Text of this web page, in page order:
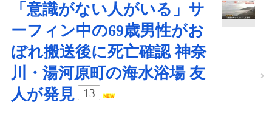
「意識がない人がいる」サ
ーフィン中の69歳男性がお
ぼれ搬送後に死亡確認 神奈
川・湯河原町の海水浴場 友
人が発見
13